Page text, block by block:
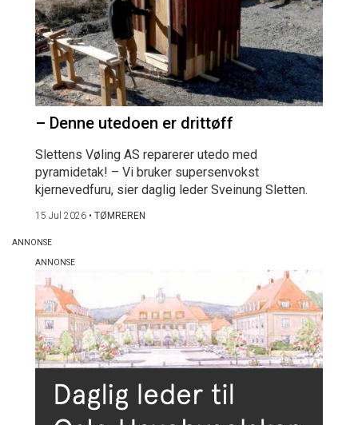
– Denne utedoen er drittøff
Slettens Vøling AS reparerer utedo med
pyramidetak! – Vi bruker supersenvokst
kjernevedfuru, sier daglig leder Sveinung Sletten.
15 Jul 2026 • TØMREREN